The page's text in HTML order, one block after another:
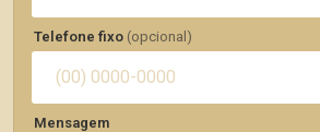
Telefone fixo (opcional)
Mensagem